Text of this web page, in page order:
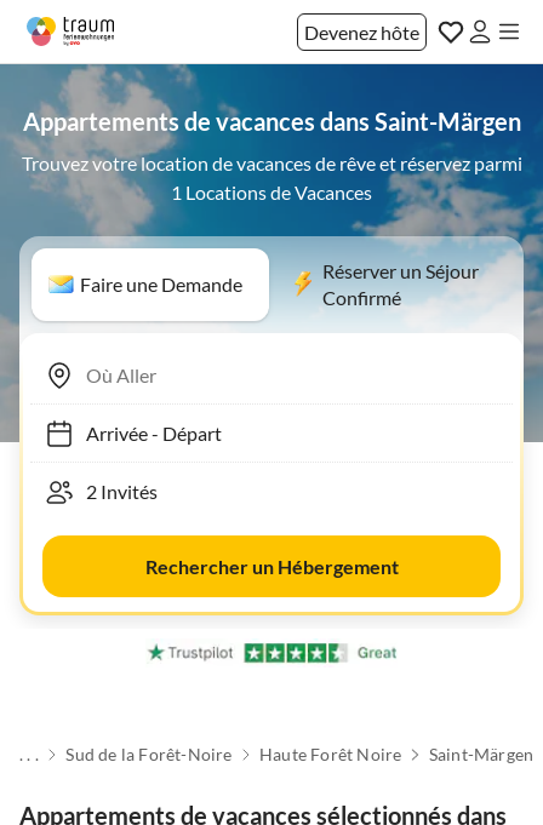
Devenez hôte
Appartements de vacances dans Saint-Märgen
Trouvez votre location de vacances de rêve et réservez parmi
1 Locations de Vacances
Faire une Demande
Réserver un Séjour
Confirmé
Arrivée- Départ
Rechercher un Hébergement
. . . Sud de la Forêt-Noire Haute Forêt Noire Saint-Märgen
Appartements de vacances sélectionnés dans